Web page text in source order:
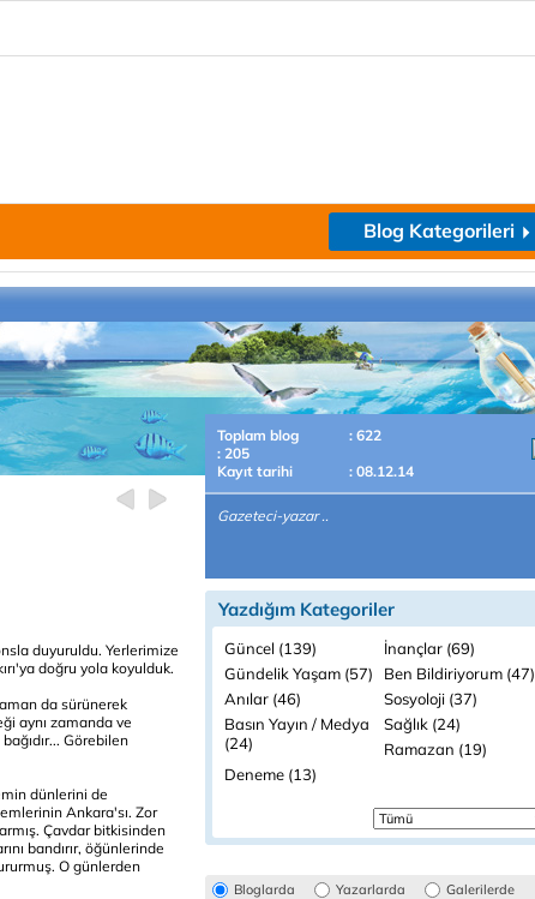
Blog Kategorileri
duyuruldu. Yerlerimize
doğru yola koyulduk.
da sürünerek
aynı zamanda ve
Görebilen
dünlerini de
Ankara'sı. Zor
Çavdar bitkisinden
bandırır, öğünlerinde
O günlerden
Toplam blog
: 622
: 205
Kayıt tarihi
: 08.12.14
Gazeteci-yazar ..
Yazdığım Kategoriler
Güncel (139)
İnançlar (69)
Gündelik Yaşam (57)
Ben Bildiriyorum (47)
Anılar (46)
Sosyoloji (37)
Basın Yayın / Medya
(24)
Sağlık (24)
Ramazan (19)
Deneme (13)
Bloglarda Yazarlarda Galerilerde